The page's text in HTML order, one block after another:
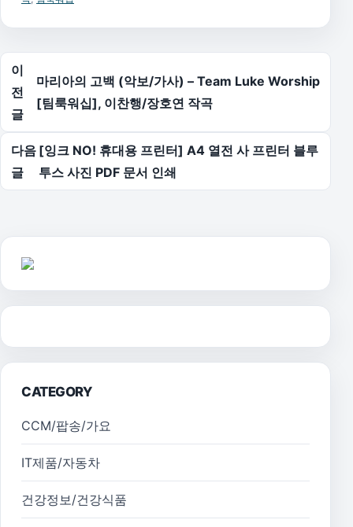
글 탐색
이
전
글
마리아의 고백 (악보/가사) – Team Luke Worship
[팀룩워십], 이찬행/장호연 작곡
다음
글
[잉크 NO! 휴대용 프린터] A4 열전 사 프린터 블루
투스 사진 PDF 문서 인쇄
CATEGORY
CCM/팝송/가요
IT제품/자동차
건강정보/건강식품